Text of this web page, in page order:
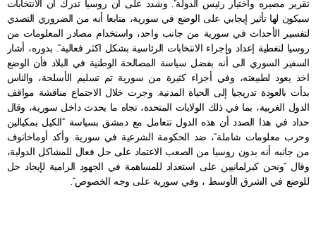
تقرير مصيره واختيار رئيس الدولة”. وشدد على أن روسيا تدرك أن الانتخابات
سيكون لها تأثير إيجابي على الوضع في سورية، متابعا أنه من الضروري التصدي
لتفسير الأحداث في سورية من جانب واحد، واستخدام مصادر المعلومات من
روسيا لتغطية إعداد وإجراء الانتخابات الرئاسية بشكل اكثر فعالية”. بدوره، أشار
السفير السوري الى أنه بفضل سياسة المصالحة الوطنية في البلاد فأن الوضع
اخذ يعود لطبيعته، وفي أجزاء كثيرة من سورية تم تسليم الأسلحة، والناس
بدأت بالعودة تدريجيا إلى الحياة المدنية. وجرت خلال الاجتماع مناقشة مواقف
الدول الغربية، بما في ذلك الولايات المتحدة، تجاه ما يحدث داخل سورية، وقال
حداد في هذا الصدد أن هذه الدول تتعامل مع دمشق بسياسة “الكيل بمكيالين
وحرب معلومات شاملة”، ضد الحكومة الشرعية في سورية. وأكد أوماخانوف
من جانبه أنه بدون روسيا من الصعب الاعتماد على حل فعال للمشاكل الدولية،
وقال “ونحن كبرلمانيين على استعداد للمساهمة في الجهود الرامية لإيجاد حل
للوضع في الشرق الأوسط ، وفي سورية على وجه الخصوص”.